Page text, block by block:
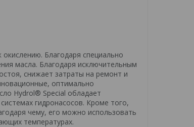
Благодаря специально
масла. Благодаря исключительным
снижает затраты на ремонт и
оптимально
Hydrol® Special обладает
гидронасосов. Кроме того,
чему, его можно использовать
температурах.